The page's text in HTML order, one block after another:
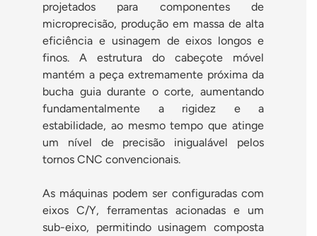
projetados para componentes de
microprecisão, produção em massa de alta
eficiência e usinagem de eixos longos e
finos. A estrutura do cabeçote móvel
mantém a peça extremamente próxima da
bucha guia durante o corte, aumentando
fundamentalmente a rigidez e a
estabilidade, ao mesmo tempo que atinge
um nível de precisão inigualável pelos
tornos CNC convencionais.
As máquinas podem ser configuradas com
eixos C/Y, ferramentas acionadas e um
sub-eixo, permitindo usinagem composta